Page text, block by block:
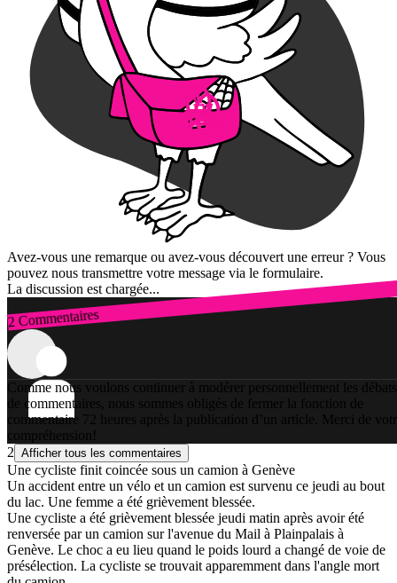
Avez-vous une remarque ou avez-vous découvert une erreur ? Vous
pouvez nous transmettre votre message via le formulaire.
La discussion est chargée...
2 Commentaires
Connexion
Comme nous voulons continuer à modérer personnellement les débats
de commentaires, nous sommes obligés de fermer la fonction de
commentaire 72 heures après la publication d’un article. Merci de
compréhension!
2 Afficher tous les commentaires
Une cycliste finit coincée sous un camion à Genève
Un accident entre un vélo et un camion est survenu ce jeudi au bout
du lac. Une femme a été grièvement blessée.
Une cycliste a été grièvement blessée jeudi matin après avoir été
renversée par un camion sur l'avenue du Mail à Plainpalais à
Genève. Le choc a eu lieu quand le poids lourd a changé de voie de
présélection. La cycliste se trouvait apparemment dans l'angle mort